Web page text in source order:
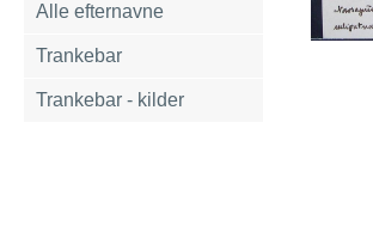
Alle efternavne
Trankebar
Trankebar - kilder